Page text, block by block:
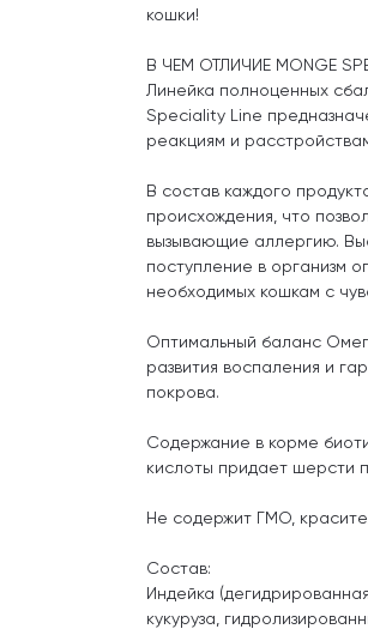
кошки!
В ЧЕМ ОТЛИЧИЕ MONGE
Линейка полноценных
Speciality Line
реакциям и
В состав каждого
происхождения, что
вызывающие аллергию.
поступление в организм
необходимых кошкам с
Оптимальный баланс
развития воспаления и
покрова.
Содержание в корме
кислоты придает шерсти
Не содержит ГМО,
Состав:
Индейка
кукуруза,